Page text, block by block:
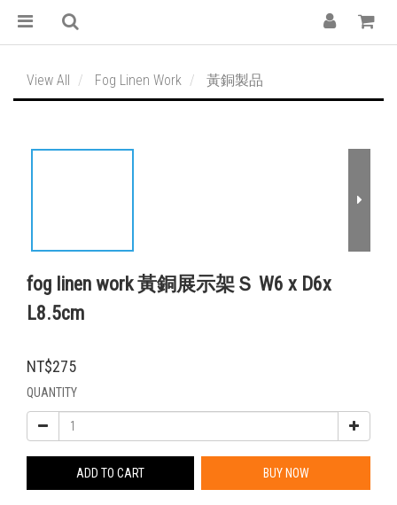
View All Fog Linen Work 黃銅製品
fog linen work 黃銅展示架Ｓ W6 x D6x
L8.5cm
NT$275
QUANTITY
ADD TO CART BUY NOW